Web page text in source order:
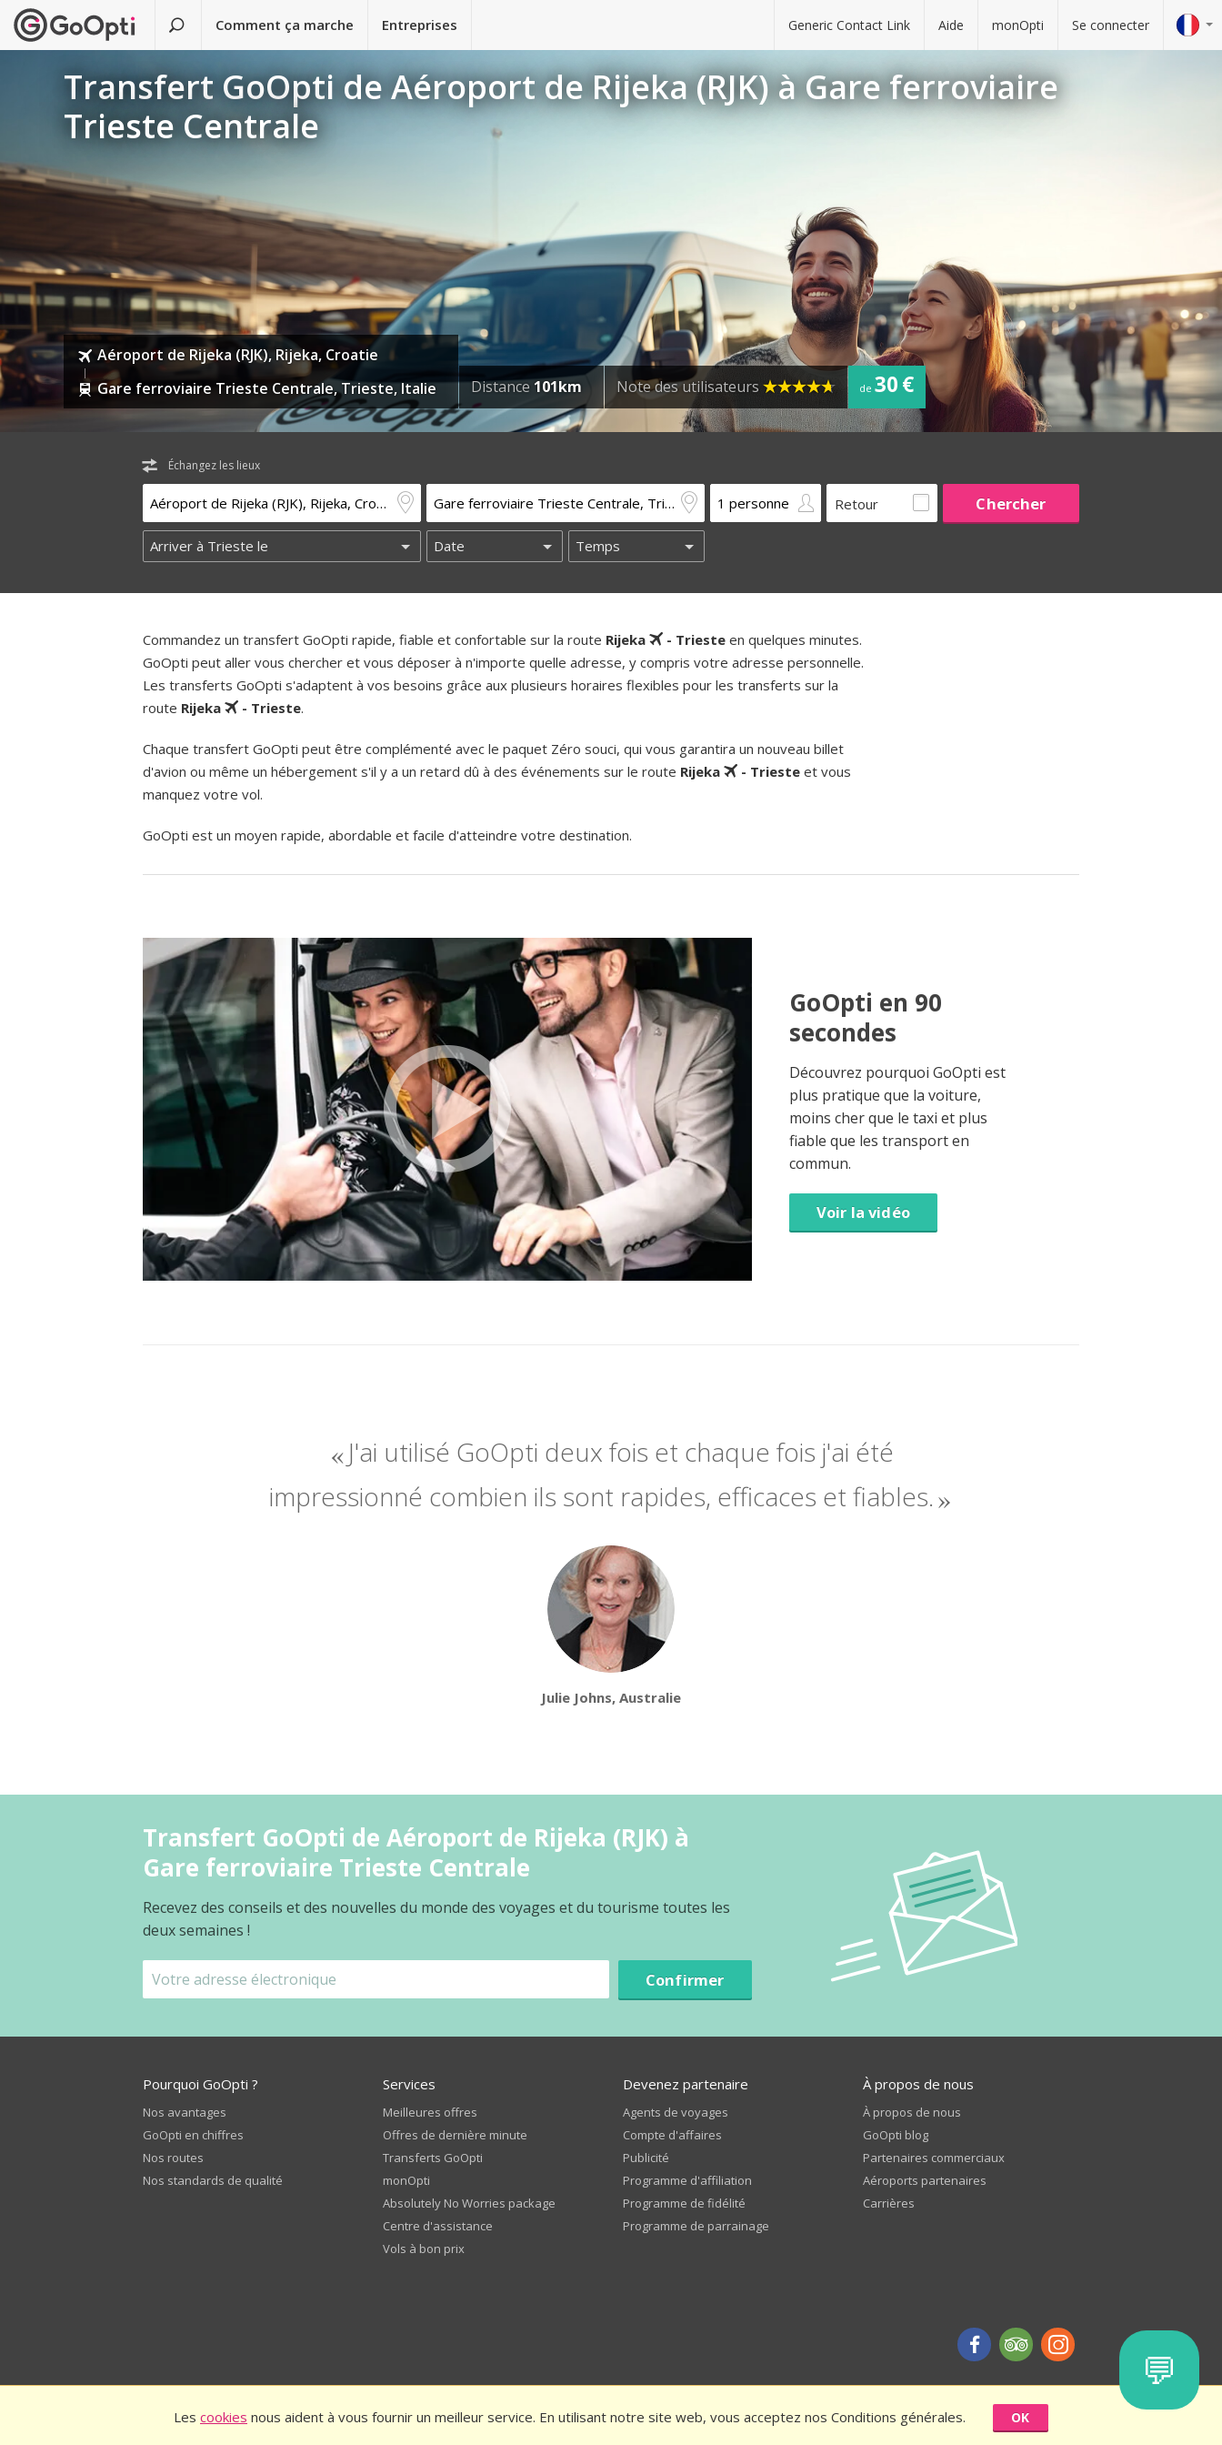
Les cookies nous aident à vous fournir un meilleur service. En utilisant notre site web, vous acceptez nos Conditions générales. OK
Comment ça marche Entreprises Generic Contact Link Aide monOpti Se connecter
Transfert GoOpti de Aéroport de Rijeka (RJK) à Gare ferroviaire
Trieste Centrale
Aéroport de Rijeka (RJK), Rijeka, Croatie
Gare ferroviaire Trieste Centrale, Trieste, Italie
Distance 101km Note des utilisateurs de30 €
Échangez les lieux
Retour
Commandez un transfert GoOpti rapide, fiable et confortable sur la route Rijeka - Trieste en quelques minutes.
GoOpti peut aller vous chercher et vous déposer à n'importe quelle adresse, y compris votre adresse personnelle.
Les transferts GoOpti s'adaptent à vos besoins grâce aux plusieurs horaires flexibles pour les transferts sur la
route Rijeka - Trieste.
Chaque transfert GoOpti peut être complémenté avec le paquet Zéro souci, qui vous garantira un nouveau billet
d'avion ou même un hébergement s'il y a un retard dû à des événements sur le route Rijeka - Trieste et vous
manquez votre vol.
GoOpti est un moyen rapide, abordable et facile d'atteindre votre destination.
GoOpti en 90
secondes
Découvrez pourquoi GoOpti est
plus pratique que la voiture,
moins cher que le taxi et plus
fiable que les transport en
commun.
Voir la vidéo
J'ai utilisé GoOpti deux fois et chaque fois j'ai été
impressionné combien ils sont rapides, efficaces et fiables.
Julie Johns, Australie
Transfert GoOpti de Aéroport de Rijeka (RJK) à
Gare ferroviaire Trieste Centrale
Recevez des conseils et des nouvelles du monde des voyages et du tourisme toutes les
deux semaines !
Confirmer
Pourquoi GoOpti ?
Nos avantages
GoOpti en chiffres
Nos routes
Nos standards de qualité
Services
Meilleures offres
Offres de dernière minute
Transferts GoOpti
monOpti
Absolutely No Worries package
Centre d'assistance
Vols à bon prix
Devenez partenaire
Agents de voyages
Compte d'affaires
Publicité
Programme d'affiliation
Programme de fidélité
Programme de parrainage
À propos de nous
À propos de nous
GoOpti blog
Partenaires commerciaux
Aéroports partenaires
Carrières
© 2026 GoOpti International Conditions générales Politique de confidentialité Notez-nous et bénéficiez d'une réduction - conditions générales
💬